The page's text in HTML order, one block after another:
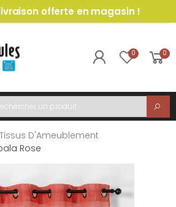
offerte en magasin !
0 0
menu
Tissus D'Ameublement
Rose